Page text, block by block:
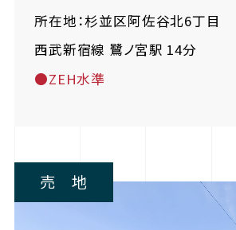
所在地：杉並区阿佐谷北6丁目
西武新宿線 鷺ノ宮駅 14分
●ZEH水準
売 地